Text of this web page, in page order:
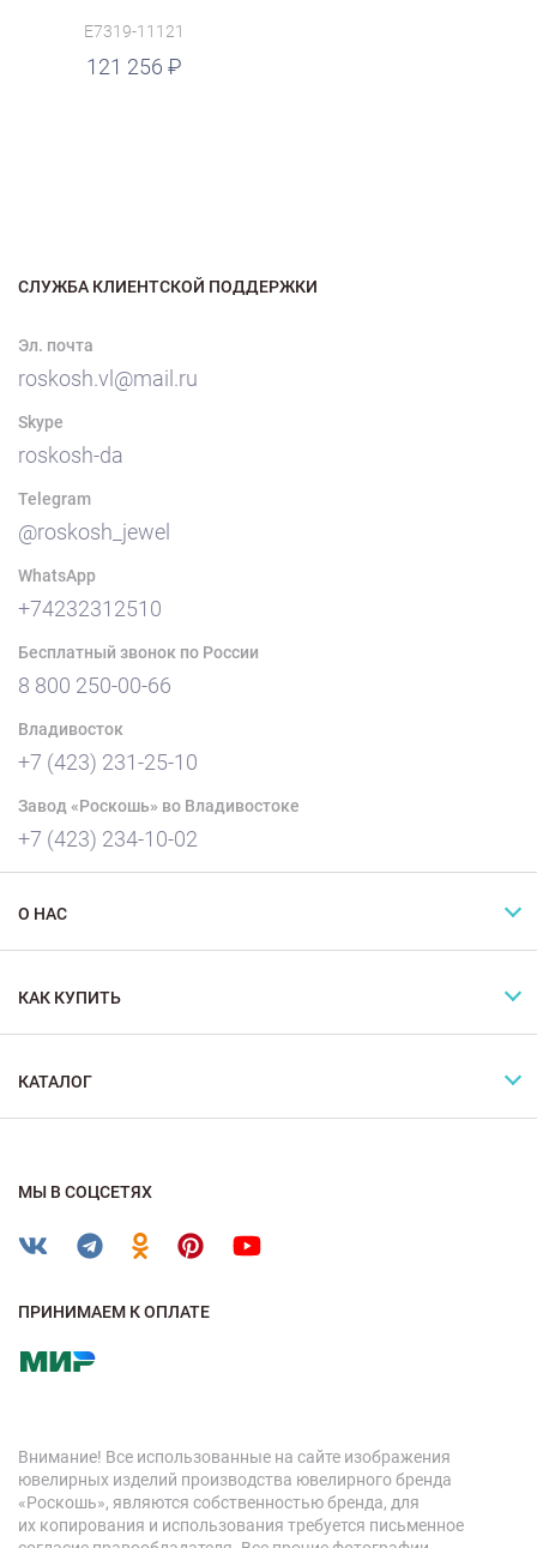
E7319-11121
121 256
СЛУЖБА КЛИЕНТСКОЙ ПОДДЕРЖКИ
Эл. почта
roskosh.vl@mail.ru
Skype
roskosh-da
Telegram
@roskosh_jewel
WhatsApp
+74232312510
Бесплатный звонок по России
8 800 250-00-66
Владивосток
+7 (423) 231-25-10
Завод «Роскошь» во Владивостоке
+7 (423) 234-10-02
О НАС
КАК КУПИТЬ
КАТАЛОГ
МЫ В СОЦСЕТЯХ
ПРИНИМАЕМ К ОПЛАТЕ
Внимание! Все использованные на сайте изображения
ювелирных изделий производства ювелирного бренда
«Роскошь», являются собственностью бренда, для
их копирования и использования требуется письменное